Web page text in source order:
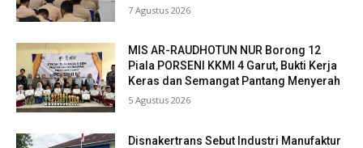
7 Agustus 2026
MIS AR-RAUDHOTUN NUR Borong 12
Piala PORSENI KKMI 4 Garut, Bukti Kerja
Keras dan Semangat Pantang Menyerah
5 Agustus 2026
Disnakertrans Sebut Industri Manufaktur